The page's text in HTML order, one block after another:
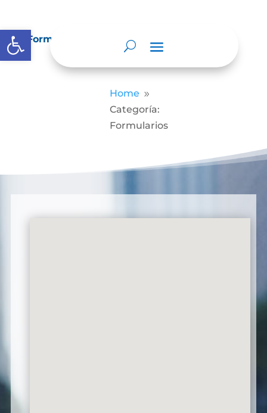
Abrir barra de herramientas
Home 9
Categoría:
Formularios
Formularios